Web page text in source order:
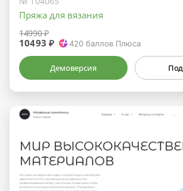
Пряжа для вязания
14990 ₽
10493 ₽ 420 баллов Плюса
Демоверсия